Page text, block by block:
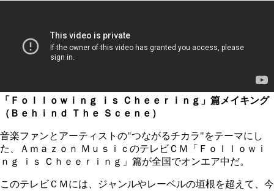
「Ｆｏｌｌｏｗｉｎｇ ｉｓ Ｃｈｅｅｒｉｎｇ」篇メイキング
（Ｂｅｈｉｎｄ Ｔｈｅ Ｓｃｅｎｅ）
音楽ファンとアーティストの"つながるチカラ"をテーマにし
た、Ａｍａｚｏｎ ＭｕｓｉｃのテレビＣＭ「Ｆｏｌｌｏｗｉ
ｎｇ ｉｓ Ｃｈｅｅｒｉｎｇ」篇が全国でオンエア中だ。
このテレビＣＭには、ジャンルやレーベルの垣根を超えて、今